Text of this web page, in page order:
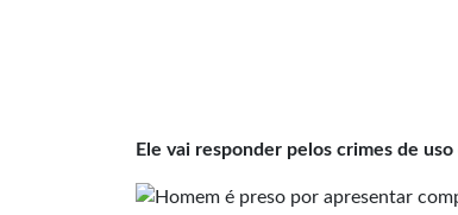
Ele vai responder pelos crimes de